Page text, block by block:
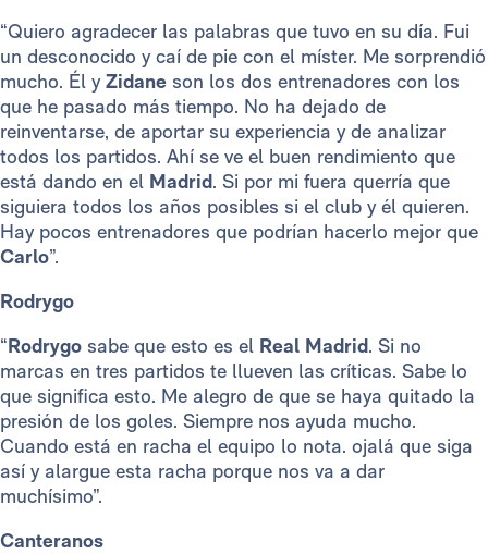
“Quiero agradecer las palabras que tuvo en su día. Fui
un desconocido y caí de pie con el míster. Me sorprendió
mucho. Él yZidane son los dos entrenadores con los
que he pasado más tiempo. No ha dejado de
reinventarse, de aportar su experiencia y de analizar
todos los partidos. Ahí se ve el buen rendimiento que
está dando en el Madrid. Si por mi fuera querría que
siguiera todos los años posibles si el club y él quieren.
Hay pocos entrenadores que podrían hacerlo mejor que
Carlo”.
Rodrygo
“Rodrygo sabe que esto es el Real Madrid. Si no
marcas en tres partidos te llueven las críticas. Sabe lo
que significa esto. Me alegro de que se haya quitado la
presión de los goles. Siempre nos ayuda mucho.
Cuando está en racha el equipo lo nota. ojalá que siga
así y alargue esta racha porque nos va a dar
muchísimo”.
Canteranos